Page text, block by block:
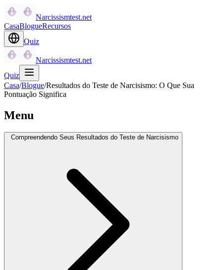
Narcissismtest.net
CasaBlogueRecursos
Quiz
Narcissismtest.net
Quiz
Casa/Blogue/Resultados do Teste de Narcisismo: O Que Sua
Pontuação Significa
Menu
Compreendendo Seus Resultados do Teste de Narcisismo